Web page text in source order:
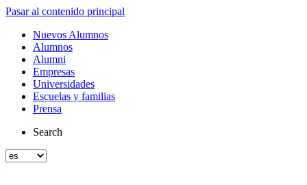
Pasar al contenido principal
Nuevos Alumnos
Alumnos
Alumni
Empresas
Universidades
Escuelas y familias
Prensa
Search